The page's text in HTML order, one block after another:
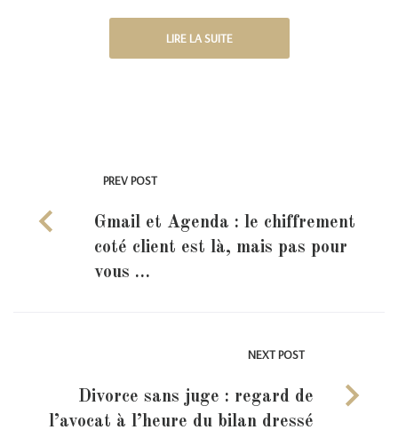
LIRE LA SUITE
PREV POST
Gmail et Agenda : le chiffrement
coté client est là, mais pas pour
vous …
NEXT POST
Divorce sans juge : regard de
l’avocat à l’heure du bilan dressé